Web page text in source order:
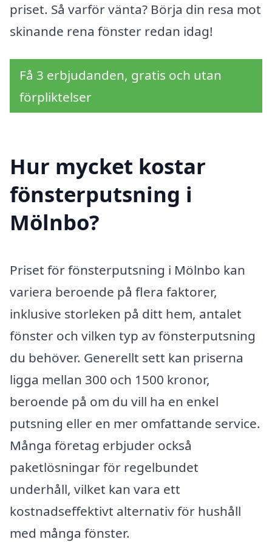
priset. Så varför vänta? Börja din resa mot
skinande rena fönster redan idag!
Få 3 erbjudanden, gratis och utan
förpliktelser
Hur mycket kostar
fönsterputsning i
Mölnbo?
Priset för fönsterputsning i Mölnbo kan
variera beroende på flera faktorer,
inklusive storleken på ditt hem, antalet
fönster och vilken typ av fönsterputsning
du behöver. Generellt sett kan priserna
ligga mellan 300 och 1500 kronor,
beroende på om du vill ha en enkel
putsning eller en mer omfattande service.
Många företag erbjuder också
paketlösningar för regelbundet
underhåll, vilket kan vara ett
kostnadseffektivt alternativ för hushåll
med många fönster.